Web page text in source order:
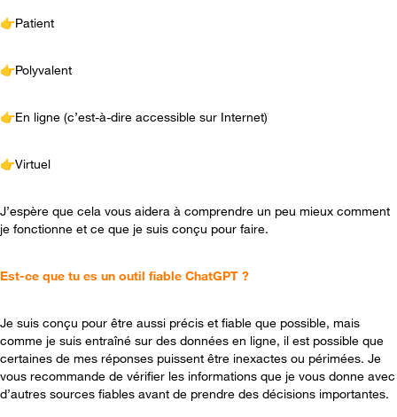
👉Patient
👉Polyvalent
👉En ligne (c’est-à-dire accessible sur Internet)
👉Virtuel
J’espère que cela vous aidera à comprendre un peu mieux comment
je fonctionne et ce que je suis conçu pour faire.
Est-ce que tu es un outil fiable ChatGPT ?
Je suis conçu pour être aussi précis et fiable que possible, mais
comme je suis entraîné sur des données en ligne, il est possible que
certaines de mes réponses puissent être inexactes ou périmées. Je
vous recommande de vérifier les informations que je vous donne avec
d’autres sources fiables avant de prendre des décisions importantes.